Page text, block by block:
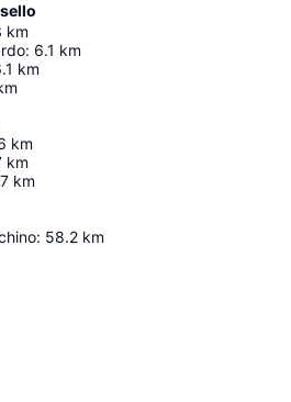
km
: 6.1 km
km
km
km
km
: 58.2 km